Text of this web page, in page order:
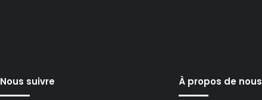
Nous suivre À propos de nous